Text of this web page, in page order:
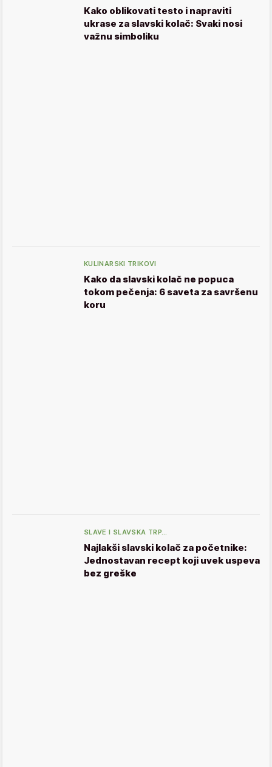
Kako oblikovati testo i napraviti
ukrase za slavski kolač: Svaki nosi
važnu simboliku
KULINARSKI TRIKOVI
Kako da slavski kolač ne popuca
tokom pečenja: 6 saveta za savršenu
koru
SLAVE I SLAVSKA TRP…
Najlakši slavski kolač za početnike:
Jednostavan recept koji uvek uspeva
bez greške